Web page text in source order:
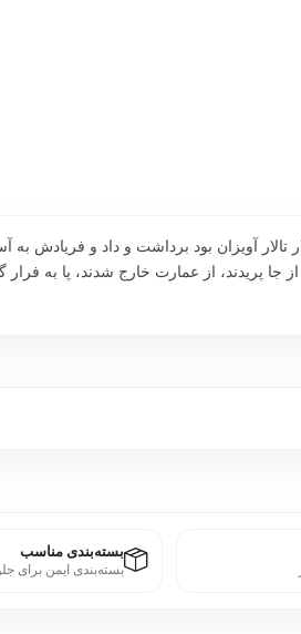
تالار آویزان بود برداشت و داد و
پریدند، از عمارت خارج شدند، پا به
بسته‌بندی مناسب
بسته‌بندی ایمن برای